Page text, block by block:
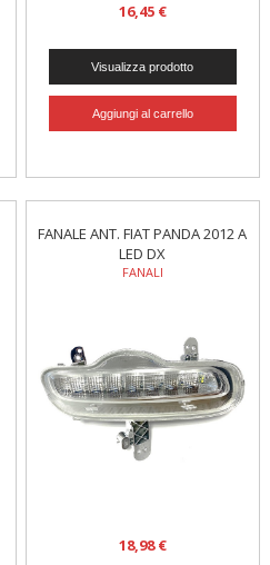
16,45 €
FANALE ANT. FIAT PANDA 2012 A
LED DX
FANALI
18,98 €